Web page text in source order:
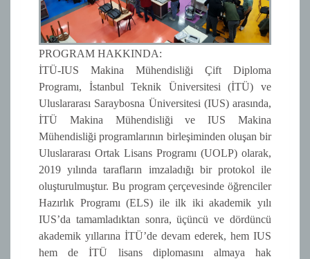
PROGRAM HAKKINDA:
İTÜ-IUS Makina Mühendisliği Çift Diploma
Programı, İstanbul Teknik Üniversitesi (İTÜ) ve
Uluslararası Saraybosna Üniversitesi (IUS) arasında,
İTÜ Makina Mühendisliği ve IUS Makina
Mühendisliği programlarının birleşiminden oluşan bir
Uluslararası Ortak Lisans Programı (UOLP) olarak,
2019 yılında tarafların imzaladığı bir protokol ile
oluşturulmuştur. Bu program çerçevesinde öğrenciler
Hazırlık Programı (ELS) ile ilk iki akademik yılı
IUS’da tamamladıktan sonra, üçüncü ve dördüncü
akademik yıllarına İTÜ’de devam ederek, hem IUS
hem de İTÜ lisans diplomasını almaya hak